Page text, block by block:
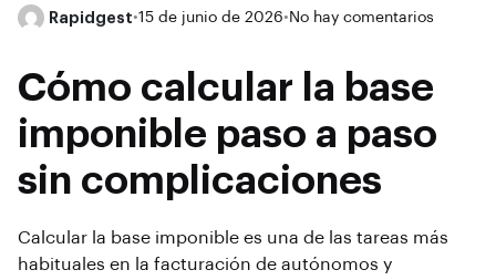
Rapidgest•15 de junio de 2026• No hay comentarios
Cómo calcular la base
imponible paso a paso
sin complicaciones
Calcular la base imponible es una de las tareas más
habituales en la facturación de autónomos y